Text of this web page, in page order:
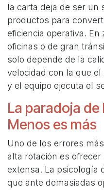
la carta deja de ser un
productos para
eficiencia operativa.
oficinas o de gran
solo depende de la
velocidad con la que
y el equipo ejecuta el
La paradoja de
Menos es más
Uno de los errores
alta rotación es
extensa. La psicología
que ante demasiadas